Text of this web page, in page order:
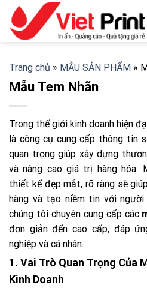
Skip
content
Trang chủ » MẪU SẢN PHẨM »
Mẫu Tem Nhãn
Trong thế giới kinh doanh hiện
là công cụ cung cấp thông tin
quan trọng giúp xây dựng
và nâng cao giá trị hàng hóa.
thiết kế đẹp mắt, rõ ràng sẽ
hàng và tạo niềm tin với
chúng tôi chuyên cung cấp các
đơn giản đến cao cấp, đáp
nghiệp và cá nhân.
1. Vai Trò Quan Trọng Của
Kinh Doanh